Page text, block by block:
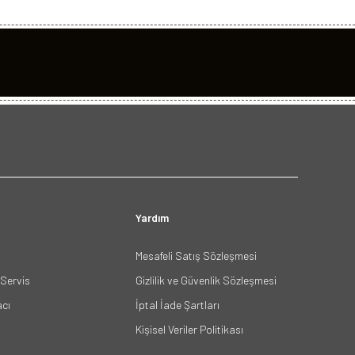
Yardım
Mesafeli Satış Sözleşmesi
Gizlilik ve Güvenlik Sözleşmesi
İptal İade Şartları
Kişisel Veriler Politikası